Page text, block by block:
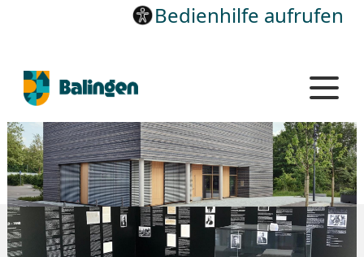
Bedienhilfe aufrufen